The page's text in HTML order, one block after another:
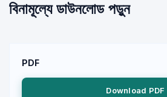
বিনামূল্যে ডাউনলোড পড়ুন
PDF
Download PDF